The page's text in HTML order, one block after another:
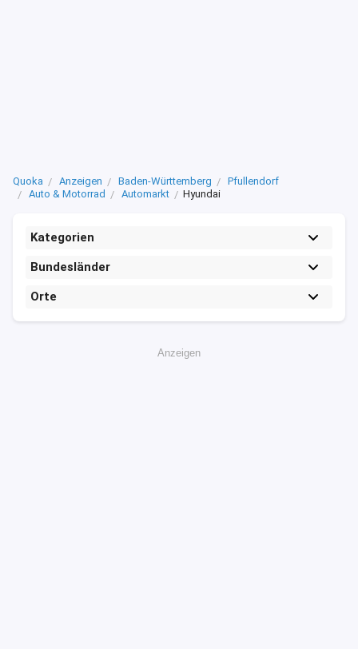
Quoka Anzeigen Baden-Württemberg
Pfullendorf
Auto & Motorrad
Automarkt Hyundai
Kategorien
Bundesländer
Orte
Anzeigen